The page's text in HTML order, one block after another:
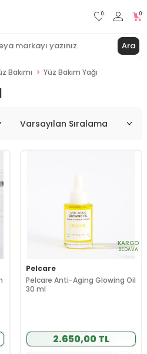
Ara
0 0
Bakımı Yüz Bakım Yağı
KARGO
BEDAVA
Pelcare
Pelcare Anti-Aging Glowing Oil
30 ml
2.650,00 TL